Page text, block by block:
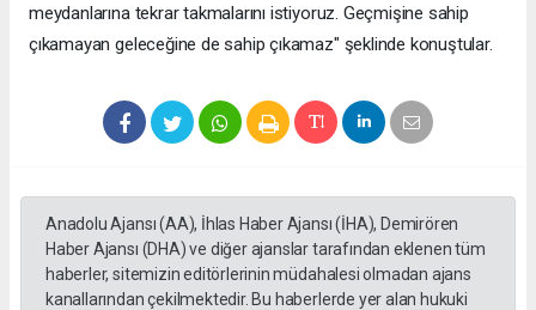
meydanlarına tekrar takmalarını istiyoruz. Geçmişine sahip
çıkamayan geleceğine de sahip çıkamaz" şeklinde konuştular.
Anadolu Ajansı (AA), İhlas Haber Ajansı (İHA), Demirören
Haber Ajansı (DHA) ve diğer ajanslar tarafından eklenen tüm
haberler, sitemizin editörlerinin müdahalesi olmadan ajans
kanallarından çekilmektedir. Bu haberlerde yer alan hukuki